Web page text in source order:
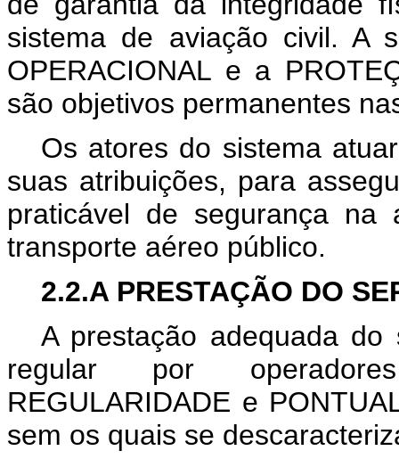
sistema de aviação civil. A
OPERACIONAL e a
são objetivos permanentes
Os atores do sistema
suas atribuições, para
praticável de segurança na
transporte aéreo público.
2.2.A PRESTAÇÃO DO
A prestação adequada
regular por operadores
REGULARIDADE e
sem os quais se